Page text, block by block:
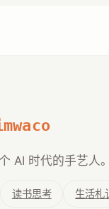
AI 时代的手艺人。
读书思考 生活札